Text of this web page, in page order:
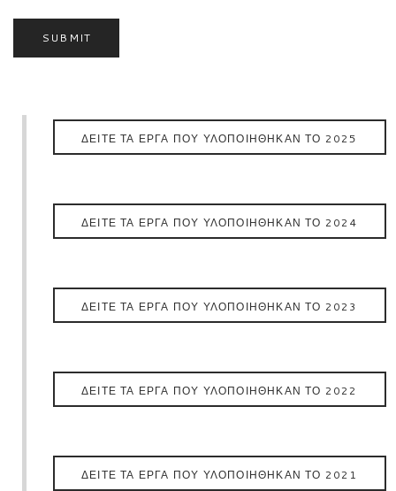
ΔΕΊΤΕ ΤΑ ΈΡΓΑ ΠΟΥ ΥΛΟΠΟΙΉΘΗΚΑΝ ΤΟ 2025
ΔΕΊΤΕ ΤΑ ΈΡΓΑ ΠΟΥ ΥΛΟΠΟΙΉΘΗΚΑΝ ΤΟ 2024
ΔΕΙΤΕ ΤΑ ΕΡΓΑ ΠΟΥ ΥΛΟΠΟΙΗΘΗΚΑΝ ΤΟ 2023
ΔΕΙΤΕ ΤΑ ΕΡΓΑ ΠΟΥ ΥΛΟΠΟΙΗΘΗΚΑΝ ΤΟ 2022
ΔΕΙΤΕ ΤΑ ΕΡΓΑ ΠΟΥ ΥΛΟΠΟΙΗΘΗΚΑΝ ΤΟ 2021